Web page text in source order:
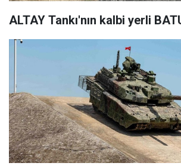
ALTAY Tankı'nın kalbi yerli